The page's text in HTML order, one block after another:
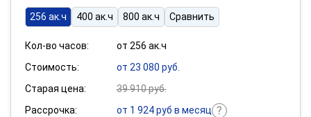
256 ак.ч 400 ак.ч 800 ак.ч Сравнить
Кол-во часов:
от 256 ак.ч
Стоимость:
от 23 080 руб.
Старая цена:
39 910 руб.
Рассрочка:
от 1 924 руб в месяц